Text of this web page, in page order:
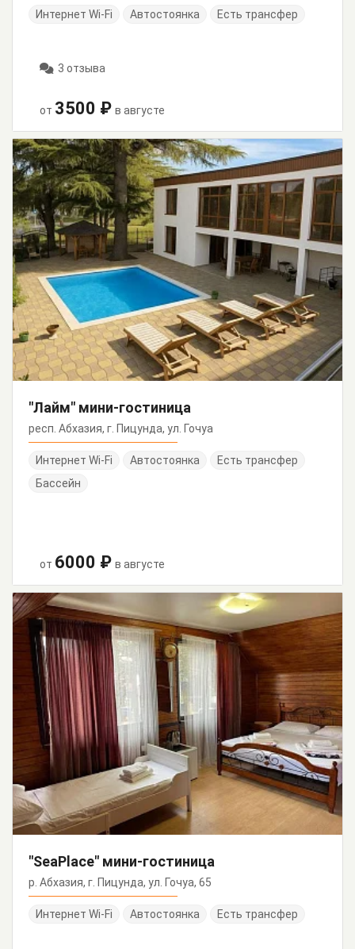
Интернет Wi-Fi Автостоянка Есть трансфер
3 отзыва
от 3500 ₽ в августе
"Лайм" мини-гостиница
респ. Абхазия, г. Пицунда, ул. Гочуа
Интернет Wi-Fi Автостоянка
Есть трансфер
Бассейн
от 6000 ₽ в августе
"SeaPlace" мини-гостиница
р. Абхазия, г. Пицунда, ул. Гочуа, 65
Интернет Wi-Fi Автостоянка Есть трансфер